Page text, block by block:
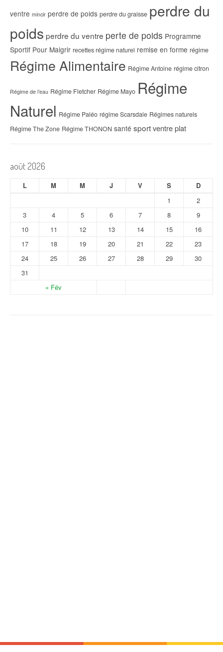
ventre mincir perdre de poids perdre du graisse perdre du
poids perdre du ventre perte de poids Programme
Sportif Pour Maigrir recettes régime naturel remise en forme régime
Régime Alimentaire Régime Antoine régime citron
Régime de l’eau Régime Fletcher Régime Mayo Régime
Naturel Régime Paléo régime Scarsdale Régimes naturels
Régime The Zone Régime THONON santé sportventre plat
août 2026
L M M J V S D
« Fév
1
2
3
4 5 6 7 8
9
10
11 12 13 14 15
16
17
18 19 20 21 22
23
24
25 26 27 28 29
30
31